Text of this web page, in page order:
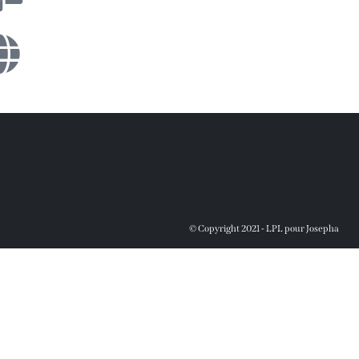
© Copyright 2021 - LPL pour Josepha